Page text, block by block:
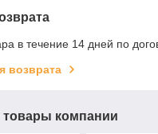
в течение 14 дней по
возврата
компании